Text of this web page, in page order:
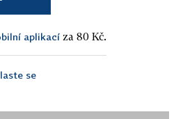
aplikací za 80 Kč.
se